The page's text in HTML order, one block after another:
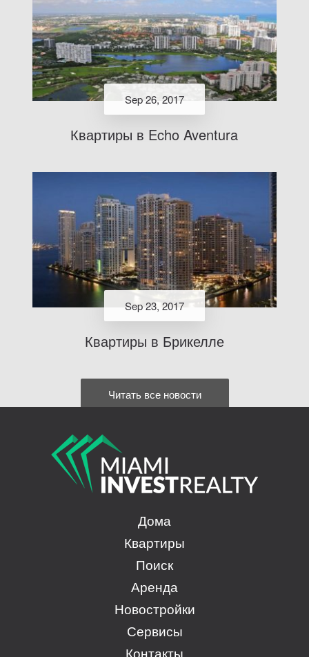
Sep 26, 2017
Квартиры в Echo Aventura
Sep 23, 2017
Квартиры в Брикелле
Читать все новости
Дома
Квартиры
Поиск
Аренда
Новостройки
Сервисы
Контакты